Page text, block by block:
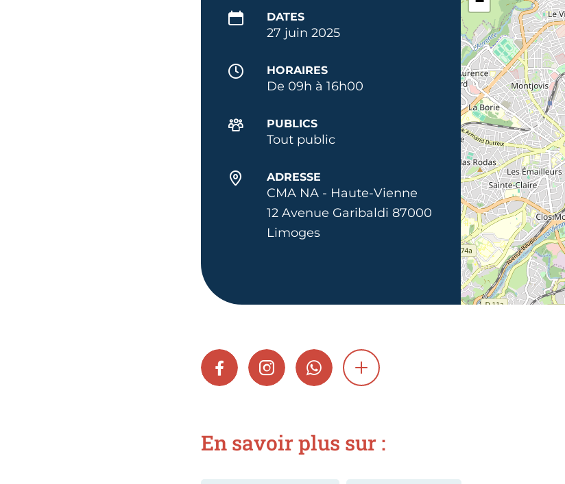
DATES
27 juin 2025
HORAIRES
De 09h à 16h00
PUBLICS
Tout public
ADRESSE
CMA NA - Haute-Vienne
12 Avenue Garibaldi 87000
Limoges
FACEBOOKINSTAGRAMWHATSAPPSHOW MORE
En savoir plus sur :